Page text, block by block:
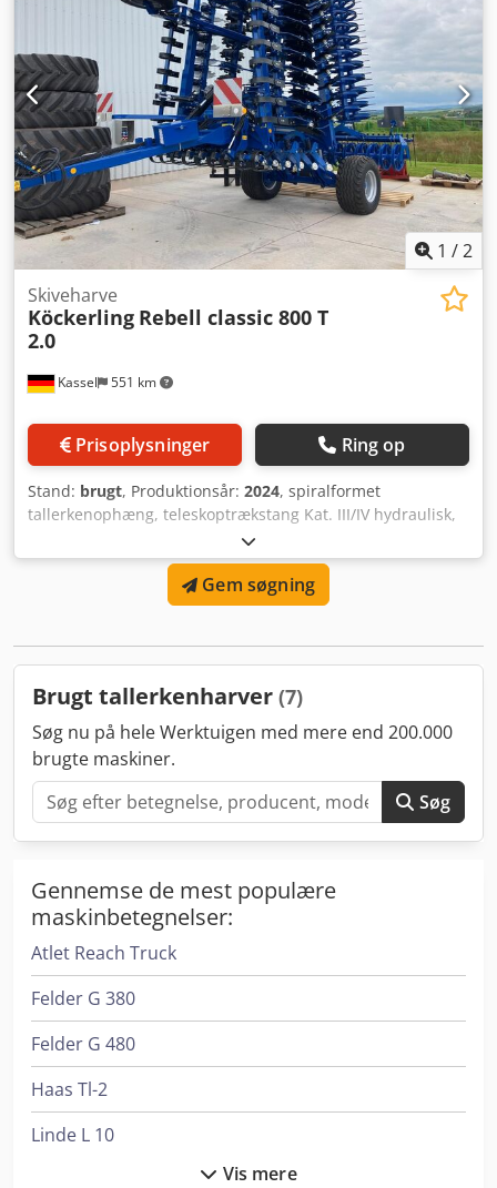
1 /2
Kassel 551 km
Skiveharve
Köckerling Rebell classic 800 T
2.0
Prisoplysninger Ring op
Stand: brugt, Produktionsår: 2024, spiralformet
tallerkenophæng, teleskoptrækstang Kat. III/IV hydraulisk,
frontplaner, trykluftbremser, DSTS-pakvalse, belysning,
efterharve, DSTS-pakvalse Dedpott I N Isfx Ak Eekr
Gem søgning
Brugt tallerkenharver (7)
Søg nu på hele Werktuigen med mere end 200.000
brugte maskiner.
Søg
Gennemse de mest populære
maskinbetegnelser:
Atlet Reach Truck
Felder G 380
Felder G 480
Haas Tl-2
Linde L 10
Vis mere